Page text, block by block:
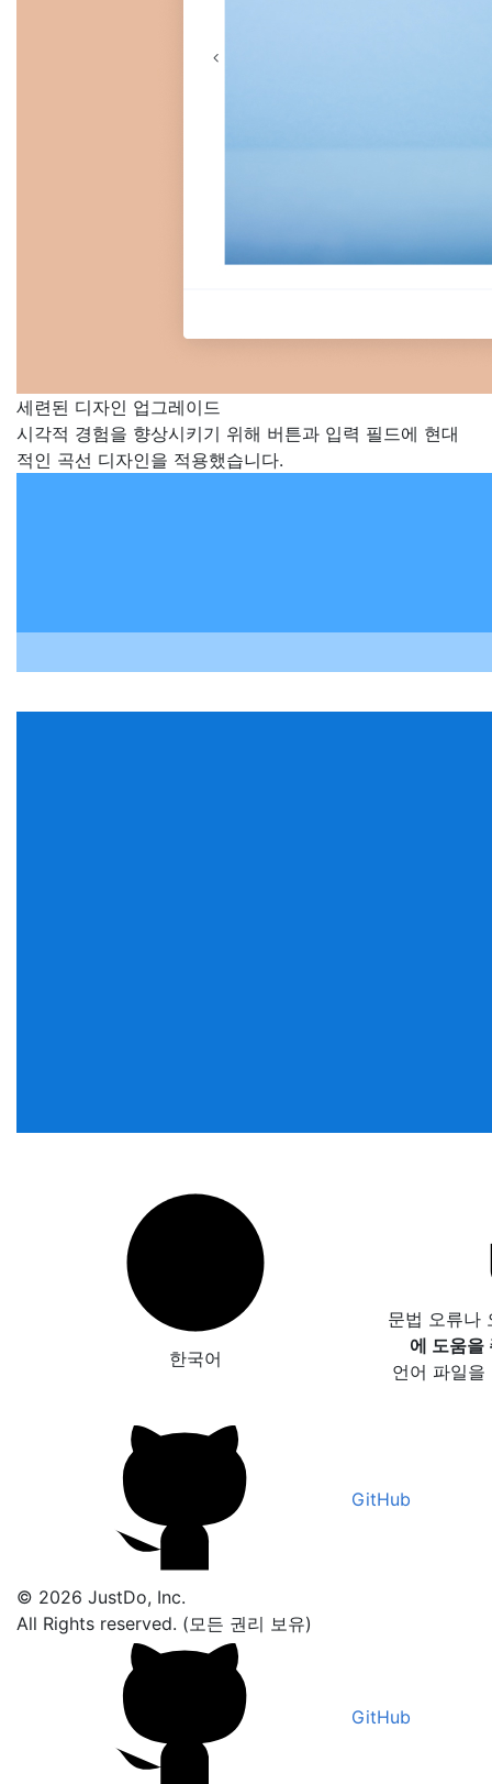
세련된 디자인 업그레이드
시각적 경험을 향상시키기 위해 버튼과 입력 필드에 현대
적인 곡선 디자인을 적용했습니다.
한국어
문법 오류나
에 도움을
언어 파일을
GitHub
© 2026 JustDo, Inc.
All Rights reserved. (모든 권리 보유)
GitHub